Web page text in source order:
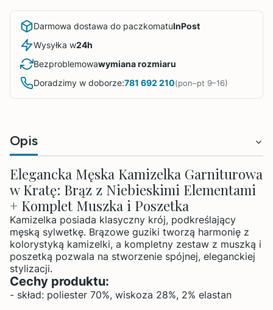
Darmowa dostawa do paczkomatuInPost
Wysyłka w24h
Bezproblemowawymiana rozmiaru
Doradzimy w doborze:781 692 210(pon–pt 9–16)
Opis
Elegancka Męska Kamizelka Garniturowa
w Kratę: Brąz z Niebieskimi Elementami
+ Komplet Muszka i Poszetka
Kamizelka posiada klasyczny krój, podkreślający
męską sylwetkę. Brązowe guziki tworzą harmonię z
kolorystyką kamizelki, a kompletny zestaw z muszką i
poszetką pozwala na stworzenie spójnej, eleganckiej
stylizacji.
Cechy produktu:
- skład: poliester 70%, wiskoza 28%, 2% elastan